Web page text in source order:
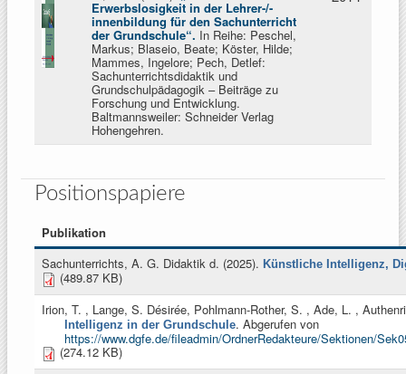
Erwerbslosigkeit in der Lehrer-/-
innenbildung für den Sachunterricht
der Grundschule“. In Reihe: Peschel,
Markus; Blaseio, Beate; Köster, Hilde;
Mammes, Ingelore; Pech, Detlef:
Sachunterrichtsdidaktik und
Grundschulpädagogik – Beiträge zu
Forschung und Entwicklung.
Baltmannsweiler: Schneider Verlag
Hohengehren.
Positionspapiere
Publikation
Sachunterrichts, A. G. Didaktik d. (2025). Künstliche Intelligenz,
(489.87 KB)
Irion, T. , Lange, S. Désirée, Pohlmann-Rother, S. , Ade, L. ,
Intelligenz in der Grundschule. Abgerufen von
https://www.dgfe.de/fileadmin/OrdnerRedakteure/Sektionen/
(274.12 KB)